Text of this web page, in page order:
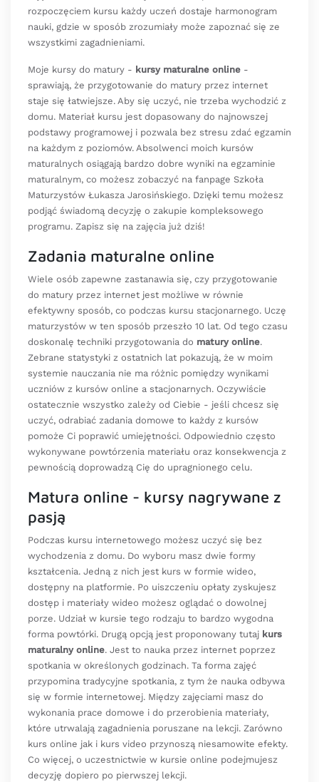
rozpoczęciem kursu każdy uczeń dostaje harmonogram
nauki, gdzie w sposób zrozumiały może zapoznać się ze
wszystkimi zagadnieniami.
Moje kursy do matury - kursy maturalne online -
sprawiają, że przygotowanie do matury przez internet
staje się łatwiejsze. Aby się uczyć, nie trzeba wychodzić z
domu. Materiał kursu jest dopasowany do najnowszej
podstawy programowej i pozwala bez stresu zdać egzamin
na każdym z poziomów. Absolwenci moich kursów
maturalnych osiągają bardzo dobre wyniki na egzaminie
maturalnym, co możesz zobaczyć na fanpage Szkoła
Maturzystów Łukasza Jarosińskiego. Dzięki temu możesz
podjąć świadomą decyzję o zakupie kompleksowego
programu. Zapisz się na zajęcia już dziś!
Zadania maturalne online
Wiele osób zapewne zastanawia się, czy przygotowanie
do matury przez internet jest możliwe w równie
efektywny sposób, co podczas kursu stacjonarnego. Uczę
maturzystów w ten sposób przeszło 10 lat. Od tego czasu
doskonalę techniki przygotowania do matury online.
Zebrane statystyki z ostatnich lat pokazują, że w moim
systemie nauczania nie ma różnic pomiędzy wynikami
uczniów z kursów online a stacjonarnych. Oczywiście
ostatecznie wszystko zależy od Ciebie - jeśli chcesz się
uczyć, odrabiać zadania domowe to każdy z kursów
pomoże Ci poprawić umiejętności. Odpowiednio często
wykonywane powtórzenia materiału oraz konsekwencja z
pewnością doprowadzą Cię do upragnionego celu.
Matura online - kursy nagrywane z
pasją
Podczas kursu internetowego możesz uczyć się bez
wychodzenia z domu. Do wyboru masz dwie formy
kształcenia. Jedną z nich jest kurs w formie wideo,
dostępny na platformie. Po uiszczeniu opłaty zyskujesz
dostęp i materiały wideo możesz oglądać o dowolnej
porze. Udział w kursie tego rodzaju to bardzo wygodna
forma powtórki. Drugą opcją jest proponowany tutaj kurs
maturalny online. Jest to nauka przez internet poprzez
spotkania w określonych godzinach. Ta forma zajęć
przypomina tradycyjne spotkania, z tym że nauka odbywa
się w formie internetowej. Między zajęciami masz do
wykonania prace domowe i do przerobienia materiały,
które utrwalają zagadnienia poruszane na lekcji. Zarówno
kurs online jak i kurs video przynoszą niesamowite efekty.
Co więcej, o uczestnictwie w kursie online podejmujesz
decyzję dopiero po pierwszej lekcji.